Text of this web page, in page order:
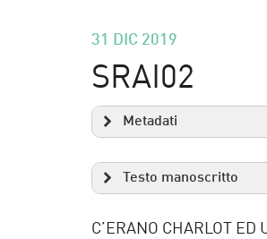
31 DIC 2019
SRAI02
Metadati
Testo manoscritto
C’ERANO CHARLOT ED